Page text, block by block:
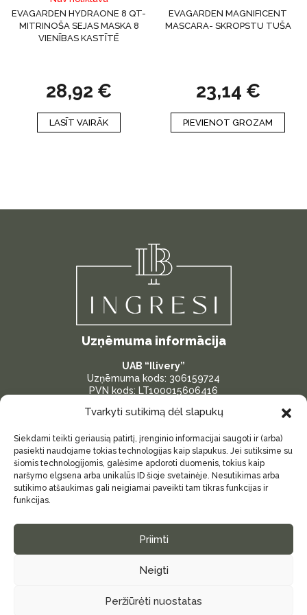
Tvarkyti sutikimą dėl slapukų
Siekdami teikti geriausią patirtį, įrenginio informacijai saugoti ir (arba)
pasiekti naudojame tokias technologijas kaip slapukus. Jei sutiksime su
šiomis technologijomis, galėsime apdoroti duomenis, tokius kaip
naršymo elgsena arba unikalūs ID šioje svetainėje. Nesutikimas arba
sutikimo atšaukimas gali neigiamai paveikti tam tikras funkcijas ir
funkcijas.
Priimti
Neigti
Peržiūrėti nuostatas
EVAGARDEN HYDRAONE 8 QT-
MITRINOŠA SEJAS MASKA ​​8
VIENĪBAS KASTĪTĒ
28,92 €
LASĪT VAIRĀK
EVAGARDEN MAGNIFICENT
MASCARA- SKROPSTU TUŠA
23,14 €
PIEVIENOT GROZAM
Uzņēmuma informācija
UAB “Ilivery”
Uzņēmuma kods: 306159724
PVN kods: LT100015606416
Adrese: Žardininku iela 23, Klaipėda, Lietuva
Svarīgas saites
Par mums
Kontakti
Privātuma politika
Piegādes informācija
Mājas lapas lietošanas noteikumi
INGRESI |Svetainės dizainas:PuslapiaiVerslui.lt